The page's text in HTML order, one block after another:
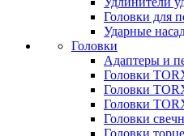
Головки для
Ударные
Головки
Адаптеры и
Головки
Головки
Головки
Головки
Головки